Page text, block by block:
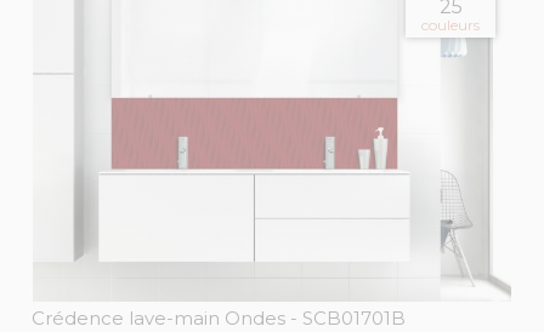
25
couleurs
Crédence lave-main Ondes - SCB01701B